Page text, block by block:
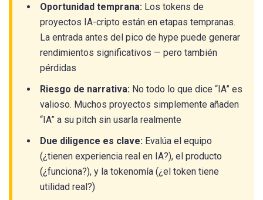
Oportunidad temprana: Los tokens de
proyectos IA-cripto están en etapas tempranas.
La entrada antes del pico de hype puede generar
rendimientos significativos — pero también
pérdidas
Riesgo de narrativa: No todo lo que dice “IA” es
valioso. Muchos proyectos simplemente añaden
“IA” a su pitch sin usarla realmente
Due diligence es clave: Evalúa el equipo
(¿tienen experiencia real en IA?), el producto
(¿funciona?), y la tokenomía (¿el token tiene
utilidad real?)